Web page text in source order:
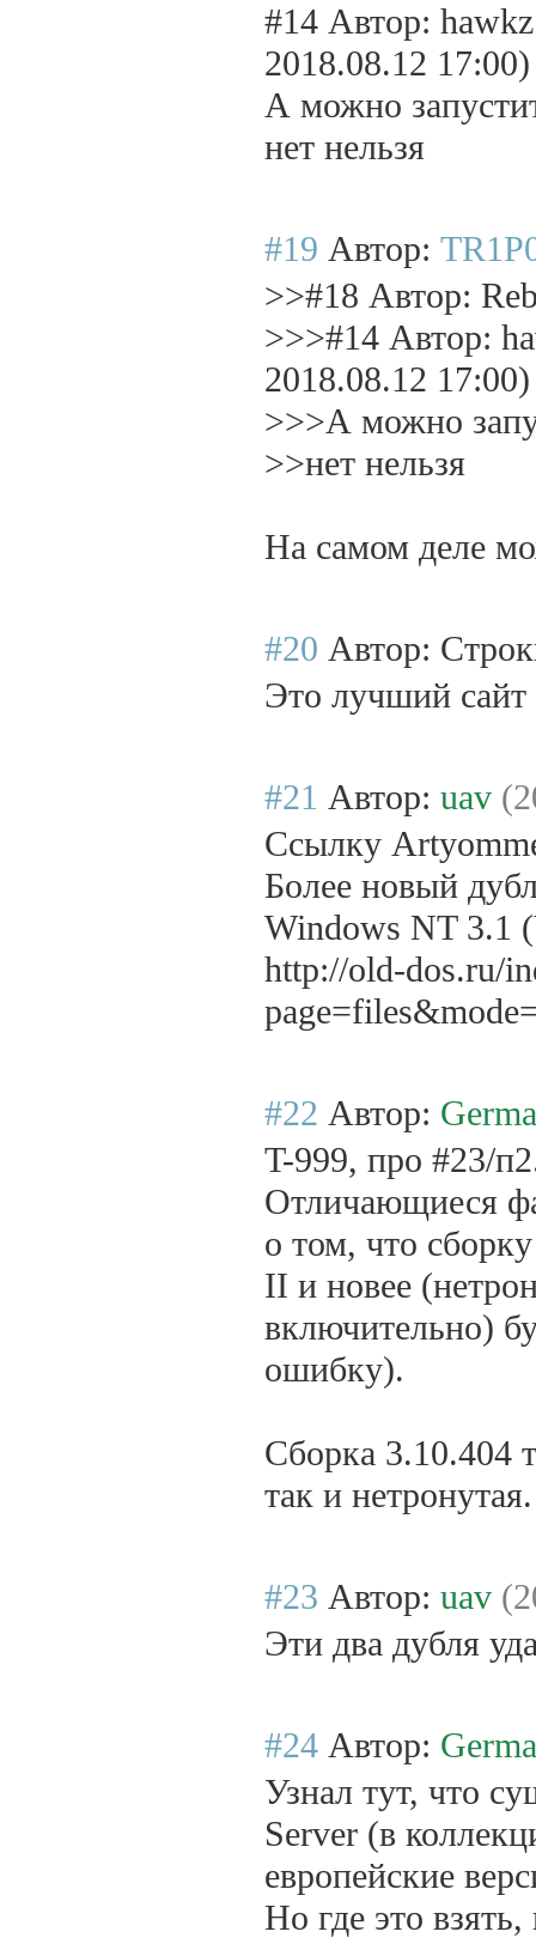
#14 Автор:
2018.08.12 17:00)
А можно
нет нельзя
#19 Автор:
>>#18 Автор:
>>>#14 Автор:
2018.08.12 17:00)
>>>А можно
>>нет нельзя
На самом деле
#20 Автор:
Это лучший сайт
#21 Автор: uav
Ссылку
Более новый
Windows NT 3.1
http://old-dos.ru/
#22 Автор:
T-999, про #23/
Отличающиеся
о том, что
II и новее
включительно)
ошибку).
Сборка 3.10.404
так и нетронутая.
#23 Автор: uav
Эти два дубля
#24 Автор:
Узнал тут, что
Server (в
европейские
Но где это